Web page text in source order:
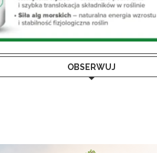
OBSERWUJ